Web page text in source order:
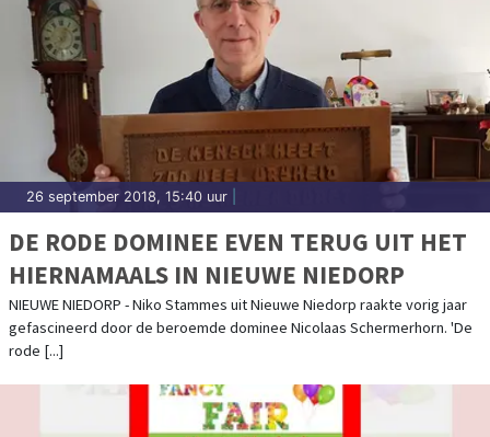
26 september 2018, 15:40 uur
DE RODE DOMINEE EVEN TERUG UIT HET
HIERNAMAALS IN NIEUWE NIEDORP
NIEUWE NIEDORP - Niko Stammes uit Nieuwe Niedorp raakte vorig jaar
gefascineerd door de beroemde dominee Nicolaas Schermerhorn. 'De
rode [...]